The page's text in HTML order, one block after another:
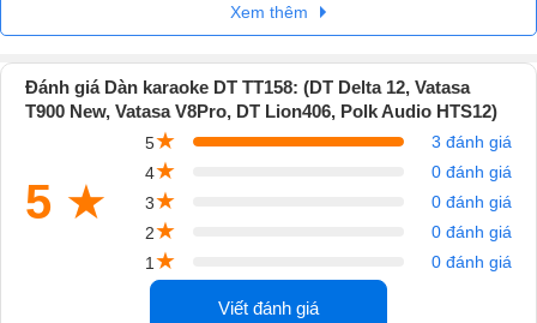
Với một mức giá bán vô cùng hợp lý mà đã sở hữu được một cặp loa
người Đức tạo ra luôn mang lại cho người dùng sự trải nghiệm tốt nhất
về chất lượng âm thanh lẫn mẫu mã đẹp mắt. Xét trong cùng phân
khúc tầm tiền thì có thể khẳng định chất lượng âm thanh của loa DT
Delta12 vượt xa nhiều đối thủ hiện tại. Với những khách hàng khó tính
nhất cũng phải tấm tắc khen ngợi chất âm thực tế khi nghe loa DT
Delta12 biểu diễn, nó sẽ mang lại sự tái tạo âm thanh vô cùng chân
thực và có cảm xúc lôi cuốn người nghe rất mãnh liệt.
Xem thêm
Đánh giá Dàn karaoke DT TT158: (DT Delta 12, Vatasa
T900 New, Vatasa V8Pro, DT Lion406, Polk Audio HTS12)
5 ★
5★
3 đánh giá
4★
0 đánh giá
3★
0 đánh giá
2★
0 đánh giá
1 ★ 0 đánh giá
Viết đánh giá